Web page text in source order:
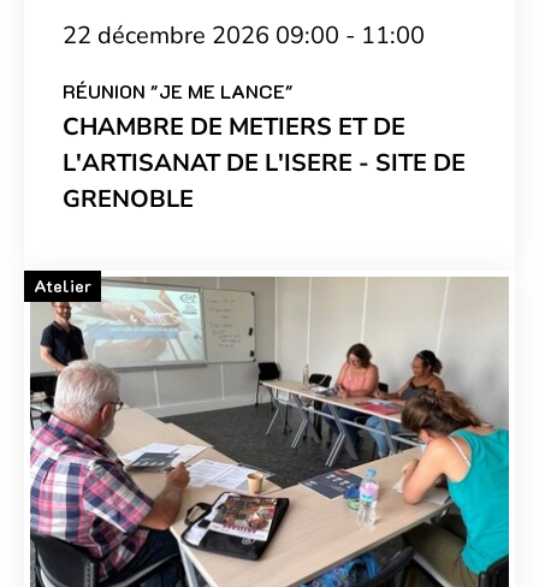
RÉUNION "JE ME LANCE"
22 décembre 2026 09:00 - 11:00
CHAMBRE DE METIERS ET DE
L'ARTISANAT DE L'ISERE - SITE DE
GRENOBLE
Atelier